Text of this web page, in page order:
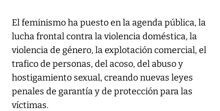
El feminismo ha puesto en la agenda pública, la
lucha frontal contra la violencia doméstica, la
violencia de género, la explotación comercial, el
trafico de personas, del acoso, del abuso y
hostigamiento sexual, creando nuevas leyes
penales de garantía y de protección para las
víctimas.